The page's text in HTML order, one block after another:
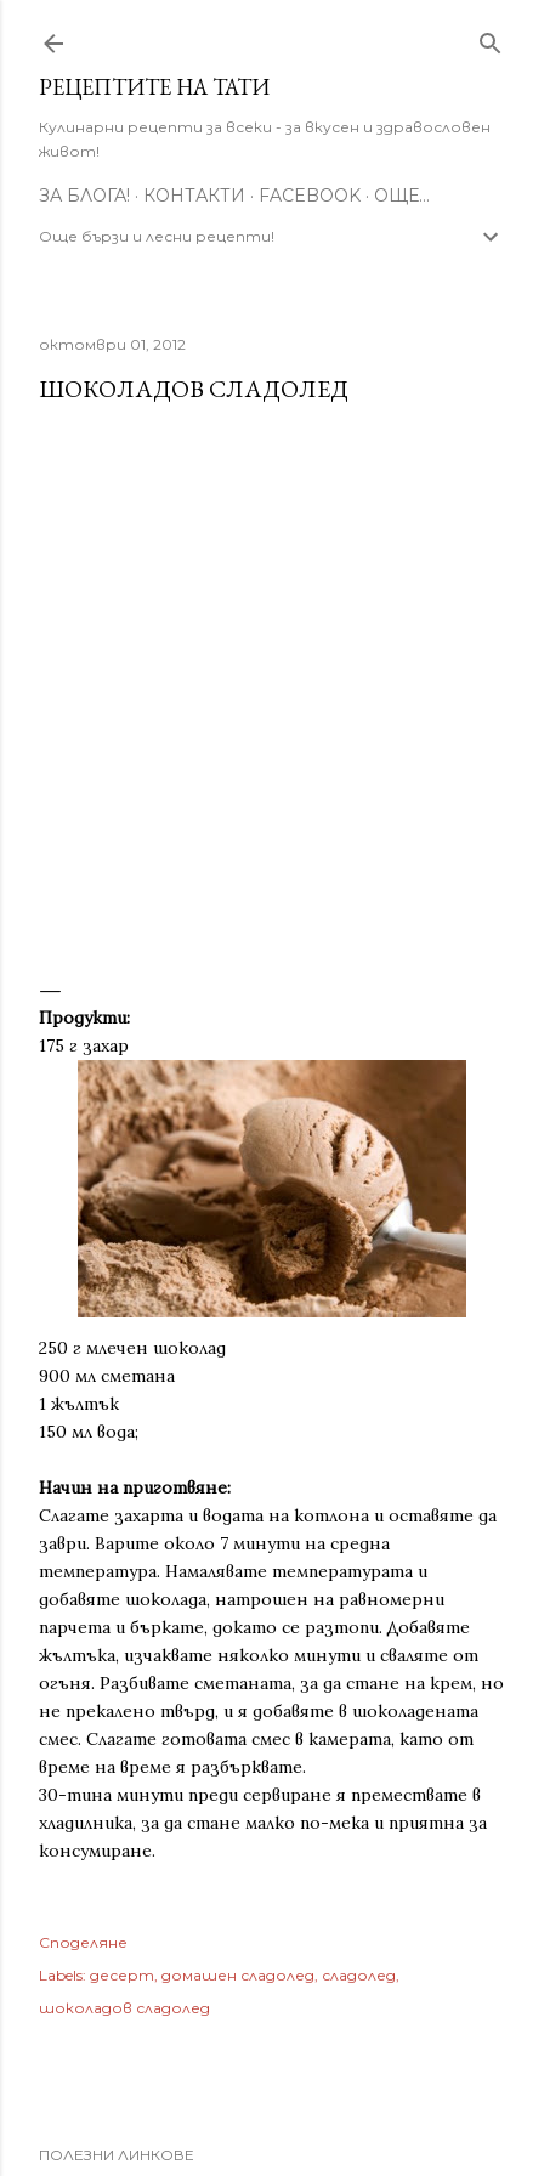
РЕЦЕПТИТЕ НА ТАТИ
Кулинарни рецепти за всеки - за вкусен и здравословен
живот!
ЗА БЛОГА! КОНТАКТИ FACEBOOK ОЩЕ…
Още бързи и лесни рецепти!
октомври 01, 2012
ШОКОЛАДОВ СЛАДОЛЕД
Продукти:
175 г захар
250 г млечен шоколад
900 мл сметана
1 жълтък
150 мл вода;
Начин на приготвяне:
Слагате захарта и водата на котлона и оставяте да
заври. Варите около 7 минути на средна
температура. Намалявате температурата и
добавяте шоколада, натрошен на равномерни
парчета и бъркате, докато се разтопи. Добавяте
жълтъка, изчаквате няколко минути и сваляте от
огъня. Разбивате сметаната, за да стане на крем, но
не прекалено твърд, и я добавяте в шоколадената
смес. Слагате готовата смес в камерата, като от
време на време я разбърквате.
30-тина минути преди сервиране я премествате в
хладилника, за да стане малко по-мека и приятна за
консумиране.
Споделяне
Labels: десерт домашен сладолед сладолед
шоколадов сладолед
ПОЛЕЗНИ ЛИНКОВЕ